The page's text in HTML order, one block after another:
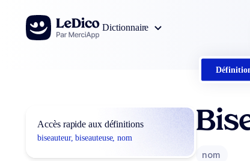
Aller au contenu
Dictionnaire
Accès rapide aux définitions
biseauteur, biseauteuse, nom
nom